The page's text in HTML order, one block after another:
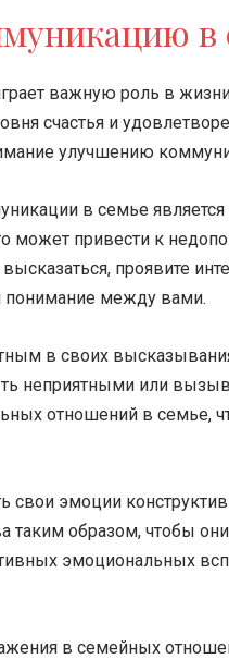
важную роль в
счастья и
улучшению
в семье является
может привести к
проявите
понимание между вами.
в своих
неприятными или
отношений в семье,
эмоции
таким образом, чтобы
эмоциональных
в семейных